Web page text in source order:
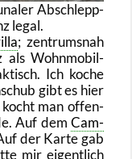
Ab­schlepp­
legal.
; zen­trums­nah
als Wohn­mo­bil-
Ich koche
gibt es hier
kocht man of­fen­
Auf dem Cam­
der Karte gab
mir ei­gent­lich